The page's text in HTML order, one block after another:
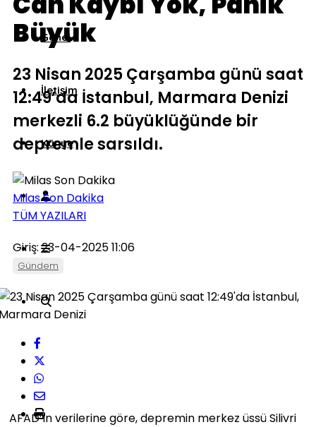
Genel
İletişim
Künye
Büyük
23 Nisan 2025 Çarşamba günü saat
12:49’da İstanbul, Marmara Denizi
merkezli 6.2 büyüklüğünde bir
depremle sarsıldı.
Milas Son Dakika
TÜM YAZILARI
Giriş: 23-04-2025 11:06
Gündem
AFAD’ın verilerine göre, depremin merkez üssü Silivri